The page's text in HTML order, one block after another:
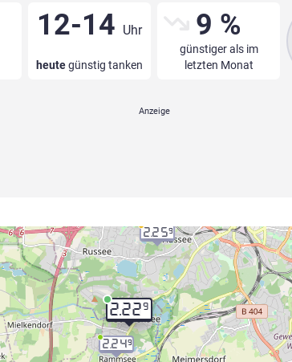
12-14 Uhr
heutegünstig tanken
9 %
günstiger als im
letzten Monat
2.229
2.259
2.249